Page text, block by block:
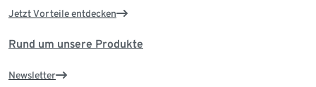
Jetzt Vorteile entdecken
Rund um unsere Produkte
Newsletter